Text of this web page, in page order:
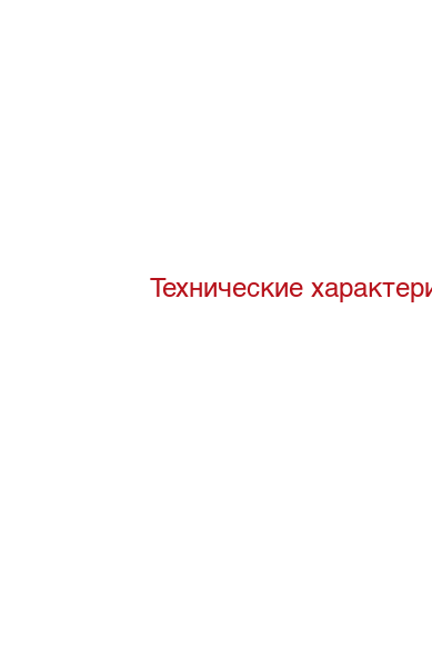
Технические